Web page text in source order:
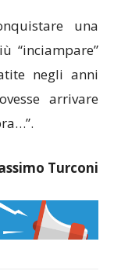
una
“inciampare”
negli anni
arrivare
Turconi